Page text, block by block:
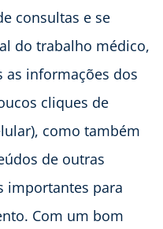
consultas e se
do trabalho médico,
as informações dos
cliques de
como também
de outras
importantes para
Com um bom